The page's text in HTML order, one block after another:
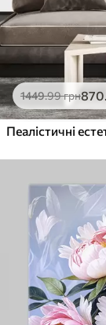
1449.99грн870